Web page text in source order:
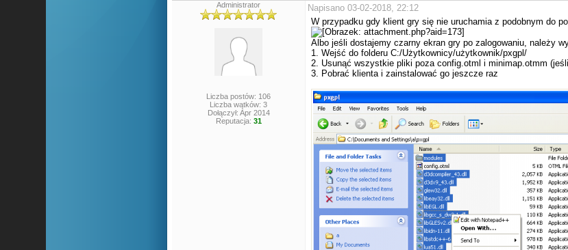
Administrator
Liczba postów: 106
Liczba wątków: 3
Dołączył: Apr 2014
Reputacja: 31
Napisano 03-02-2018, 22:12
W przypadku gdy klient gry się nie uruchamia z podobnym do
Albo jeśli dostajemy czarny ekran gry po zalogowaniu, należy
1. Wejść do folderu C:/Użytkownicy/użytkownik/pxgpl/
2. Usunąć wszystkie pliki poza config.otml i minimap.otmm
3. Pobrać klienta i zainstalować go jeszcze raz